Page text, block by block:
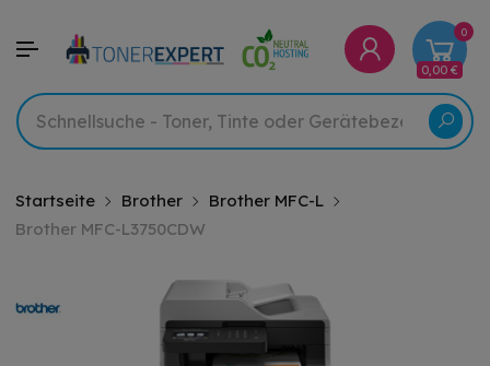
0
0,00 €
Startseite Brother
Brother MFC-L
Brother MFC-L3750CDW